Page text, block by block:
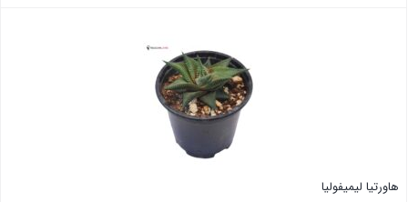
هاورتیا لیمیفولیا